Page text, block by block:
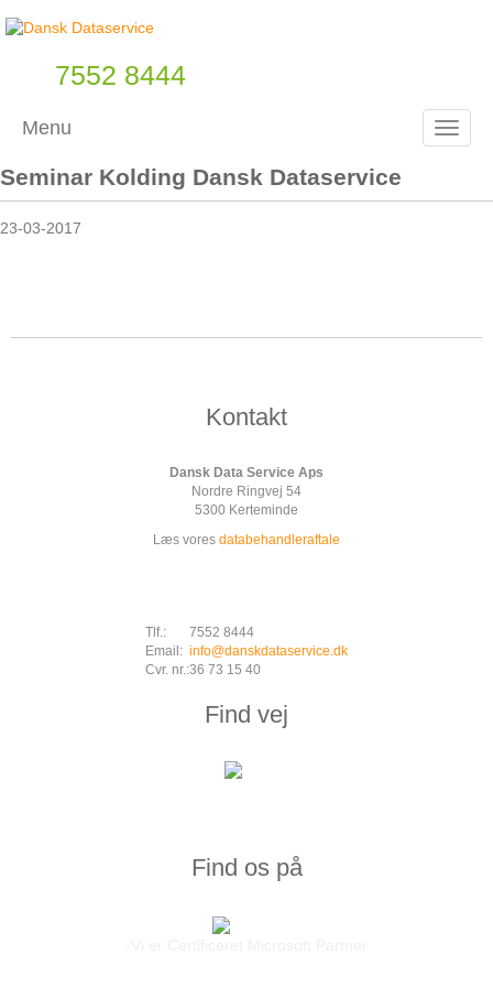
7552 8444
Menu
Seminar Kolding Dansk Dataservice
23-03-2017
Kontakt
Dansk Data Service Aps
Nordre Ringvej 54
5300 Kerteminde
Læs vores databehandleraftale
Tlf.:
7552 8444
Email: info@danskdataservice.dk
Cvr. nr.:36 73 15 40
Find vej
Find os på